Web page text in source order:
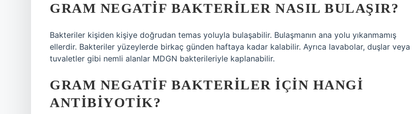
GRAM NEGATIF BAKTERILER NASIL BULAŞIR?
Bakteriler kişiden kişiye doğrudan temas yoluyla bulaşabilir. Bulaşmanın ana yolu yıkanmamış
ellerdir. Bakteriler yüzeylerde birkaç günden haftaya kadar kalabilir. Ayrıca lavabolar, duşlar veya
tuvaletler gibi nemli alanlar MDGN bakterileriyle kaplanabilir.
GRAM NEGATIF BAKTERILER IÇIN HANGI
ANTIBIYOTIK?